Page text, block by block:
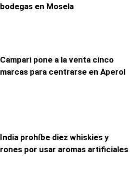
bodegas en Mosela
Campari pone a la venta cinco
marcas para centrarse en Aperol
India prohíbe diez whiskies y
rones por usar aromas artificiales